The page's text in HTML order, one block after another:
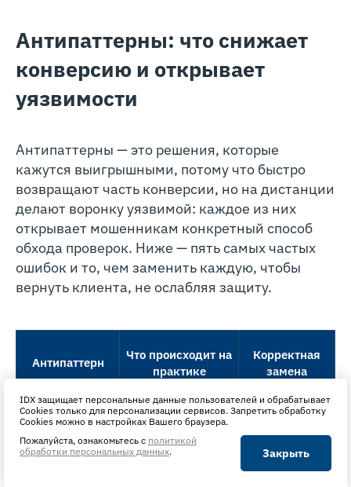
Антипаттерны: что снижает
конверсию и открывает
уязвимости
Антипаттерны — это решения, которые
кажутся выигрышными, потому что быстро
возвращают часть конверсии, но на дистанции
делают воронку уязвимой: каждое из них
открывает мошенникам конкретный способ
обхода проверок. Ниже — пять самых частых
ошибок и то, чем заменить каждую, чтобы
вернуть клиента, не ослабляя защиту.
Антипаттерн
Что происходит на
практике
Корректная
замена
Безлимитные
Дроппер и
оператор-
мошенник
Две попытки,
после —
смена канала
или ручная
IDX защищает персональные данные пользователей и обрабатывает
Cookies только для персонализации сервисов. Запретить обработку
Cookies можно в настройках Вашего браузера.
Пожалуйста, ознакомьтесь с политикой
обработки персональных данных. Закрыть